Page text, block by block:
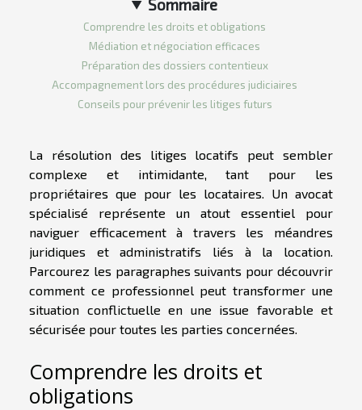
Sommaire
Comprendre les droits et obligations
Médiation et négociation efficaces
Préparation des dossiers contentieux
Accompagnement lors des procédures judiciaires
Conseils pour prévenir les litiges futurs
La résolution des litiges locatifs peut sembler
complexe et intimidante, tant pour les
propriétaires que pour les locataires. Un avocat
spécialisé représente un atout essentiel pour
naviguer efficacement à travers les méandres
juridiques et administratifs liés à la location.
Parcourez les paragraphes suivants pour découvrir
comment ce professionnel peut transformer une
situation conflictuelle en une issue favorable et
sécurisée pour toutes les parties concernées.
Comprendre les droits et
obligations